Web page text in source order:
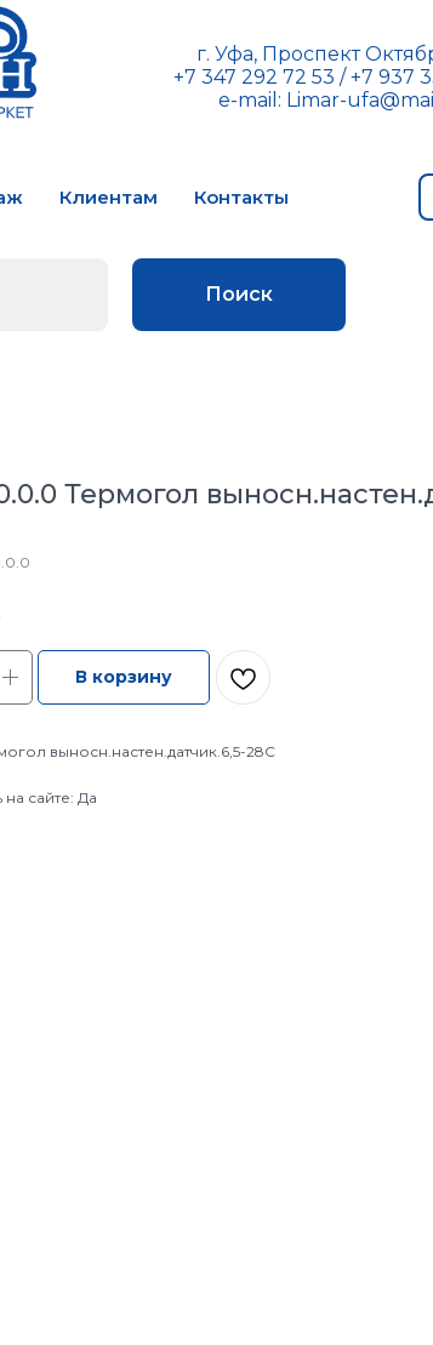
г. Уфа, Проспект
+7 347 292 72 53 /+7 937
e-mail: Limar-
Клиентам Контакты
Поиск
Термогол
В корзину
выносн.настен.датчик.6,5-28С
сайте: Да